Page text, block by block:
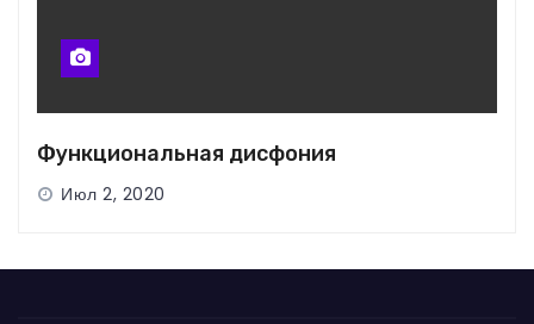
Функциональная дисфония
Июл 2, 2020